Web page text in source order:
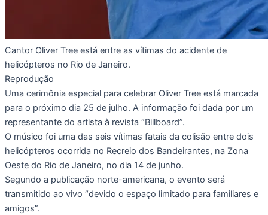
Cantor Oliver Tree está entre as vítimas do acidente de
helicópteros no Rio de Janeiro.
Reprodução
Uma cerimônia especial para celebrar Oliver Tree está marcada
para o próximo dia 25 de julho. A informação foi dada por um
representante do artista à revista “Billboard”.
O músico foi uma das seis vítimas fatais da colisão entre dois
helicópteros ocorrida no Recreio dos Bandeirantes, na Zona
Oeste do Rio de Janeiro, no dia 14 de junho.
Segundo a publicação norte-americana, o evento será
transmitido ao vivo “devido o espaço limitado para familiares e
amigos”.